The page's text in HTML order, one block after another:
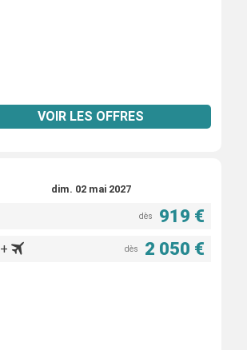
VOIR LES OFFRES
dim. 02 mai 2027
dès 919 €
+ dès 2 050 €